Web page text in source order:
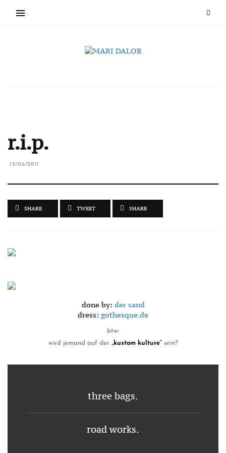
r.i.p.
15/06/2011
SHARE TWEET SHARE
done by: der sand
dress: gothesque.de
btw:
wird jemand auf der „kustom kulture“sein?
three bags.
road works.